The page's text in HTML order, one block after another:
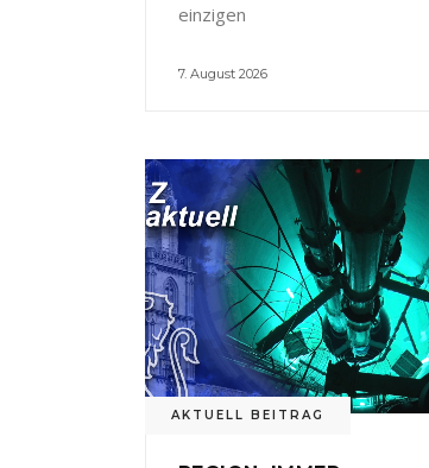
einzigen
7. August 2026
AKTUELL BEITRAG